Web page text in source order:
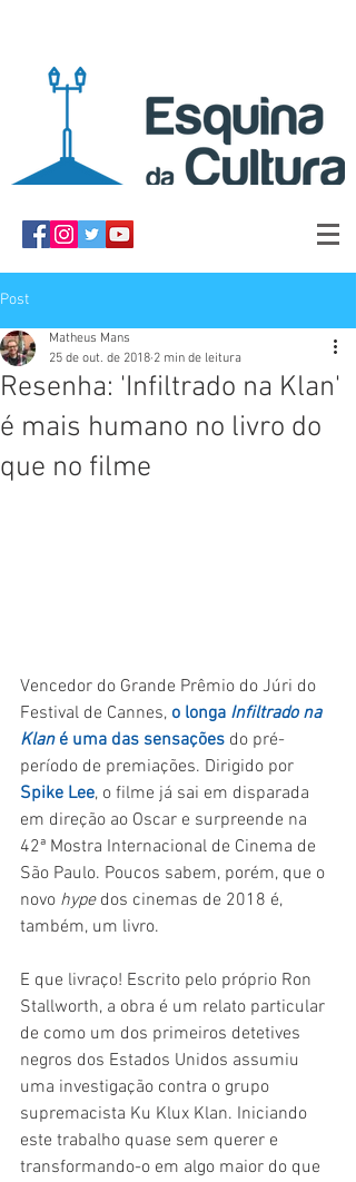
Post
Resenha: 'Infiltrado na Klan'
é mais humano no livro do
que no filme
Matheus Mans
25 de out. de 2018 2 min de leitura
Vencedor do Grande Prêmio do Júri do
Festival de Cannes, o longa Infiltrado na
Klan é uma das sensações do pré-
período de premiações. Dirigido por
Spike Lee, o filme já sai em disparada
em direção ao Oscar e surpreende na
42ª Mostra Internacional de Cinema de
São Paulo. Poucos sabem, porém, que o
novo hype dos cinemas de 2018 é,
também, um livro.
E que livraço! Escrito pelo próprio Ron
Stallworth, a obra é um relato particular
de como um dos primeiros detetives
negros dos Estados Unidos assumiu
uma investigação contra o grupo
supremacista Ku Klux Klan. Iniciando
este trabalho quase sem querer e
transformando-o em algo maior do que